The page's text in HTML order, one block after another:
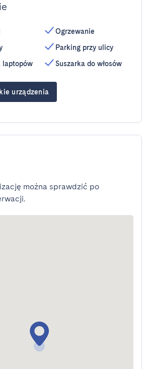
laptopów
Ogrzewanie
Parking przy ulicy
Suszarka do włosów
urządzenia
można sprawdzić po